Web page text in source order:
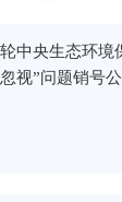
中央生态环境
视”问题销号